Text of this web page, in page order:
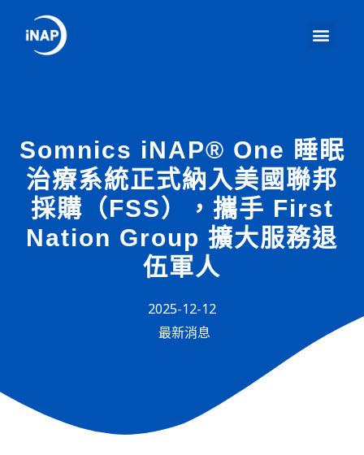
Somnics iNAP® One 睡眠
治療系統正式納入美國聯邦
採購（FSS），攜手 First
Nation Group 擴大服務退
伍軍人
2025-12-12
最新消息